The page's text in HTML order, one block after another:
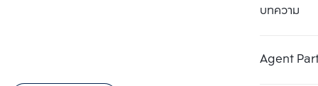
บทความ
Agent